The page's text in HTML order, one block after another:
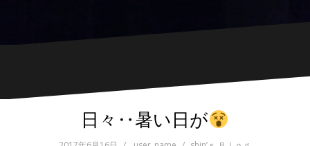
日々‥暑い日が